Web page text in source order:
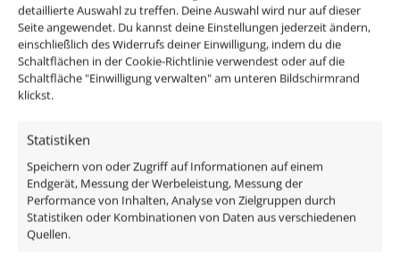
detaillierte Auswahl zu treffen. Deine Auswahl wird nur auf dieser
Seite angewendet. Du kannst deine Einstellungen jederzeit ändern,
einschließlich des Widerrufs deiner Einwilligung, indem du die
Schaltflächen in der Cookie-Richtlinie verwendest oder auf die
Schaltfläche "Einwilligung verwalten" am unteren Bildschirmrand
klickst.
Statistiken
Speichern von oder Zugriff auf Informationen auf einem
Endgerät, Messung der Werbeleistung, Messung der
Performance von Inhalten, Analyse von Zielgruppen durch
Statistiken oder Kombinationen von Daten aus verschiedenen
Quellen.
für dein Badezimmer oder auch den überdachten
Außenbereich und das mit 80-90% weniger
Energieverbrauch im Gegensatz zu den alten
Halogenlampen.
Passendes Zubehör:
DALI Dimmaktor